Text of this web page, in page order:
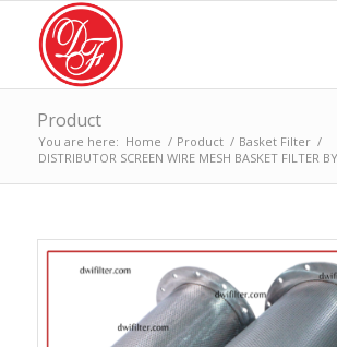
Product
You are here: Home / Product / Basket Filter /
DISTRIBUTOR SCREEN WIRE MESH BASKET FILTER